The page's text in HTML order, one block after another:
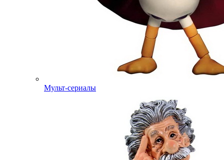
Мульт-сериалы